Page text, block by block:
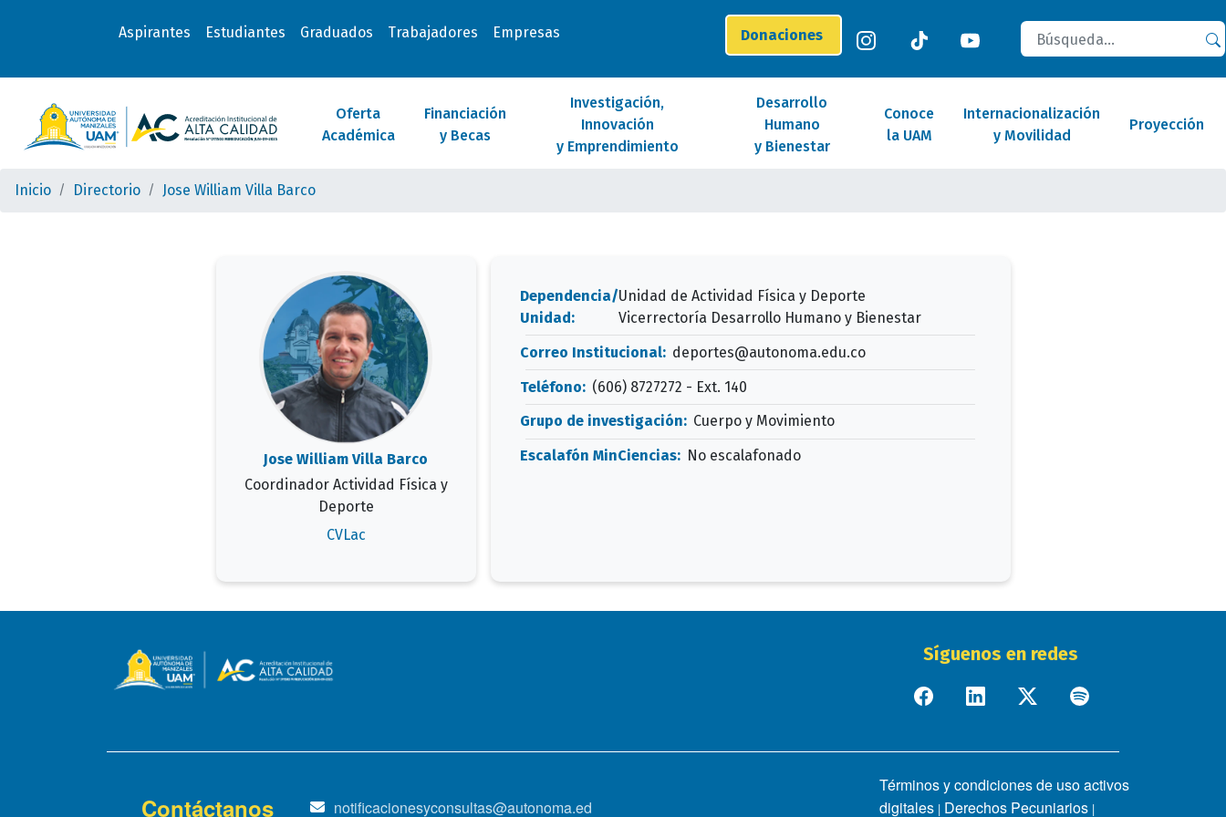
Aspirantes Estudiantes Graduados Trabajadores Empresas Donaciones
Buscar
Oferta
Académica
Financiación
y Becas
Investigación,
Innovación
y Emprendimiento
Desarrollo
Humano
y Bienestar
Conoce
la UAM
Internacionalización
y Movilidad
Proyección
Inicio Directorio Jose William Villa Barco
Jose William Villa Barco
Coordinador Actividad Física y
Deporte
CVLac
Dependencia/
Unidad:
Unidad de Actividad Física y Deporte
Vicerrectoría Desarrollo Humano y Bienestar
Correo Institucional: deportes@autonoma.edu.co
Teléfono: (606) 8727272 - Ext. 140
Grupo de investigación: Cuerpo y Movimiento
Escalafón MinCiencias: No escalafonado
Síguenos en redes
Contáctanos notificacionesyconsultas@autonoma.ed
Términos y condiciones de uso activos
digitales | Derechos Pecuniarios |